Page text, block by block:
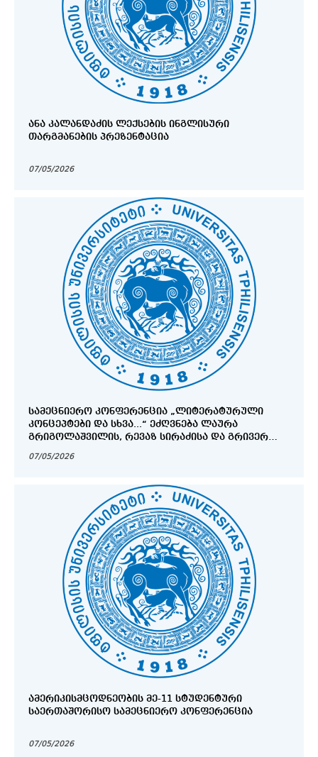
ᲐᲜᲐ ᲙᲐᲚᲐᲜᲓᲐᲫᲘᲡ ᲚᲔᲥᲡᲔᲑᲘᲡ ᲘᲜᲒᲚᲘᲡᲣᲠᲘ
ᲗᲐᲠᲒᲛᲐᲜᲔᲑᲘᲡ ᲞᲠᲔᲖᲔᲜᲢᲐᲪᲘᲐ
07/05/2026
ᲡᲐᲛᲔᲪᲜᲘᲔᲠᲝ ᲙᲝᲜᲤᲔᲠᲔᲜᲪᲘᲐ „ᲚᲘᲢᲔᲠᲐᲢᲣᲠᲣᲚᲘ
ᲙᲝᲜᲪᲔᲞᲢᲔᲑᲘ ᲓᲐ ᲡᲮᲕᲐ...“ ᲔᲫᲦᲕᲜᲔᲑᲐ ᲚᲐᲣᲠᲐ
ᲒᲠᲘᲒᲝᲚᲐᲨᲕᲘᲚᲘᲡ, ᲠᲔᲕᲐᲖ ᲡᲘᲠᲐᲫᲘᲡᲐ ᲓᲐ ᲒᲠᲘᲕᲔᲠ
07/05/2026
ᲐᲛᲔᲠᲘᲙᲘᲡᲛᲪᲝᲓᲜᲔᲝᲑᲘᲡ ᲛᲔ-11 ᲡᲢᲣᲓᲔᲜᲢᲣᲠᲘ
ᲡᲐᲔᲠᲗᲐᲨᲝᲠᲘᲡᲝ ᲡᲐᲛᲔᲪᲜᲘᲔᲠᲝ ᲙᲝᲜᲤᲔᲠᲔᲜᲪᲘᲐ
07/05/2026